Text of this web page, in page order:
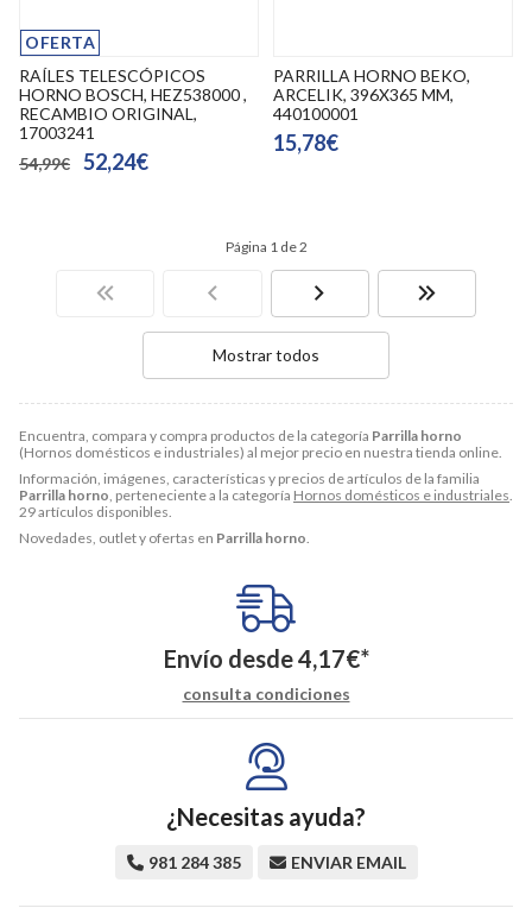
Encuentra, compara y compra productos de la categoría Parrilla horno
(Hornos domésticos e industriales) al mejor precio en nuestra tienda online.
Información, imágenes, características y precios de artículos de la familia
Parrilla horno, perteneciente a la categoría Hornos domésticos e industriales.
29 artículos disponibles.
Novedades, outlet y ofertas en Parrilla horno.
OFERTA
RAÍLES TELESCÓPICOS
HORNO BOSCH, HEZ538000 ,
RECAMBIO ORIGINAL,
17003241
54,99€
52,24€
PARRILLA HORNO BEKO,
ARCELIK, 396X365 MM,
440100001
15,78€
Página 1 de 2
Mostrar todos
Envío desde4,17€*
consulta condiciones
¿Necesitas ayuda?
981 284 385 ENVIAR EMAIL